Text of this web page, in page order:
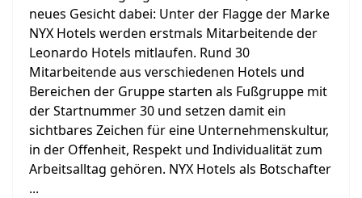
neues Gesicht dabei: Unter der Flagge der Marke
NYX Hotels werden erstmals Mitarbeitende der
Leonardo Hotels mitlaufen. Rund 30
Mitarbeitende aus verschiedenen Hotels und
Bereichen der Gruppe starten als Fußgruppe mit
der Startnummer 30 und setzen damit ein
sichtbares Zeichen für eine Unternehmenskultur,
in der Offenheit, Respekt und Individualität zum
Arbeitsalltag gehören. NYX Hotels als Botschafter
...